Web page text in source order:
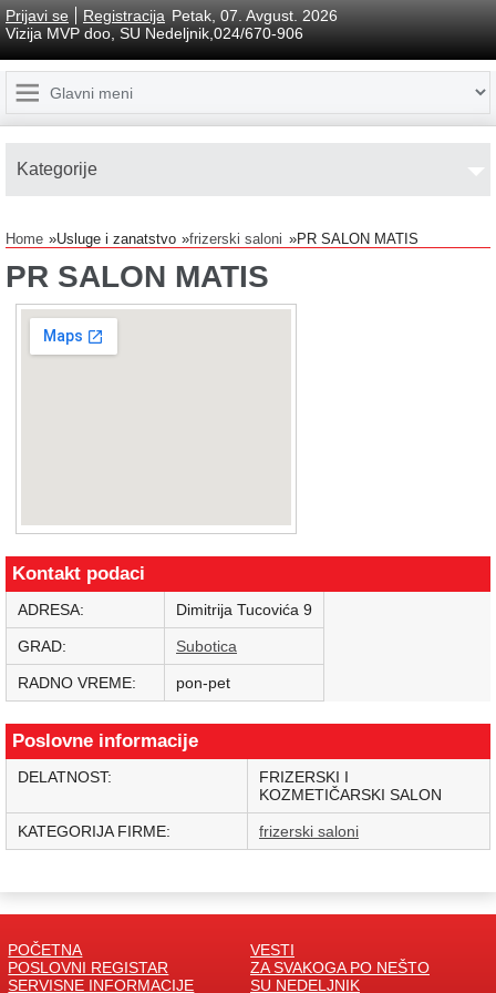
Prijavi se Registracija Petak, 07. Avgust. 2026
Vizija MVP doo, SU Nedeljnik,024/670-906
Home Usluge i zanatstvo frizerski saloni PR SALON MATIS
PR SALON MATIS
Kontakt podaci
ADRESA: Dimitrija Tucovića 9
GRAD: Subotica
RADNO VREME: pon-pet
Poslovne informacije
DELATNOST:
FRIZERSKI I
KOZMETIČARSKI SALON
KATEGORIJA FIRME: frizerski saloni
Kаtegorije
POČETNA
VESTI
POSLOVNI REGISTAR
ZA SVAKOGA PO NEŠTO
SERVISNE INFORMACIJE
SU NEDELJNIK